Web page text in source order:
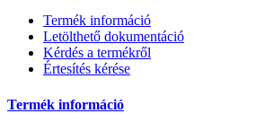
Termék információ
Letölthető dokumentáció
Kérdés a termékről
Értesítés kérése
Termék információ